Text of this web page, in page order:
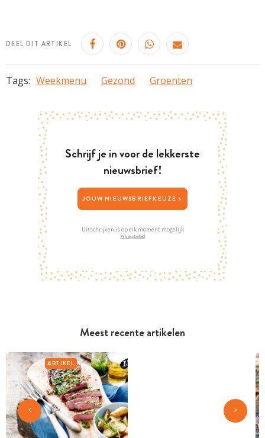
Meest recente artikelen
ARTIKEL
DEEL DIT ARTIKEL
Tags: Weekmenu Gezond Groenten
Schrijf je in voor de lekkerste
nieuwsbrief!
JOUW NIEUWSBRIEFKEUZE >
Uitschrijven is op elk moment mogelijk
Privacybeleid